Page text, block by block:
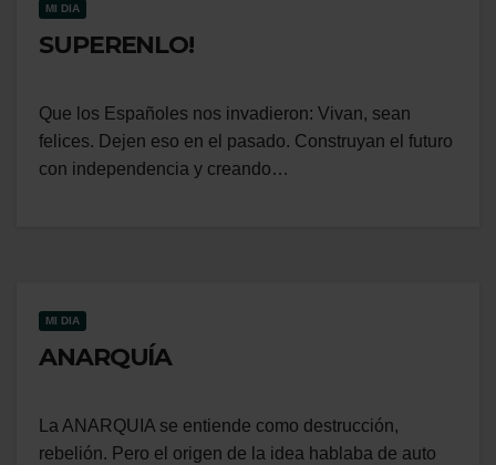
MI DIA
SUPERENLO!
Que los Españoles nos invadieron: Vivan, sean
felices. Dejen eso en el pasado. Construyan el futuro
con independencia y creando…
MI DIA
ANARQUÍA
La ANARQUIA se entiende como destrucción,
rebelión. Pero el origen de la idea hablaba de auto